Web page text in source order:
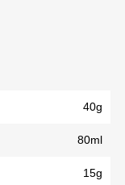
40g
80ml
15g